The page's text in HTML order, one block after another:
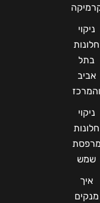
ניקוי
חלונות
בתל
אביב
והמרכז
ניקוי
חלונות
מרפסת
שמש
איך
מנקים